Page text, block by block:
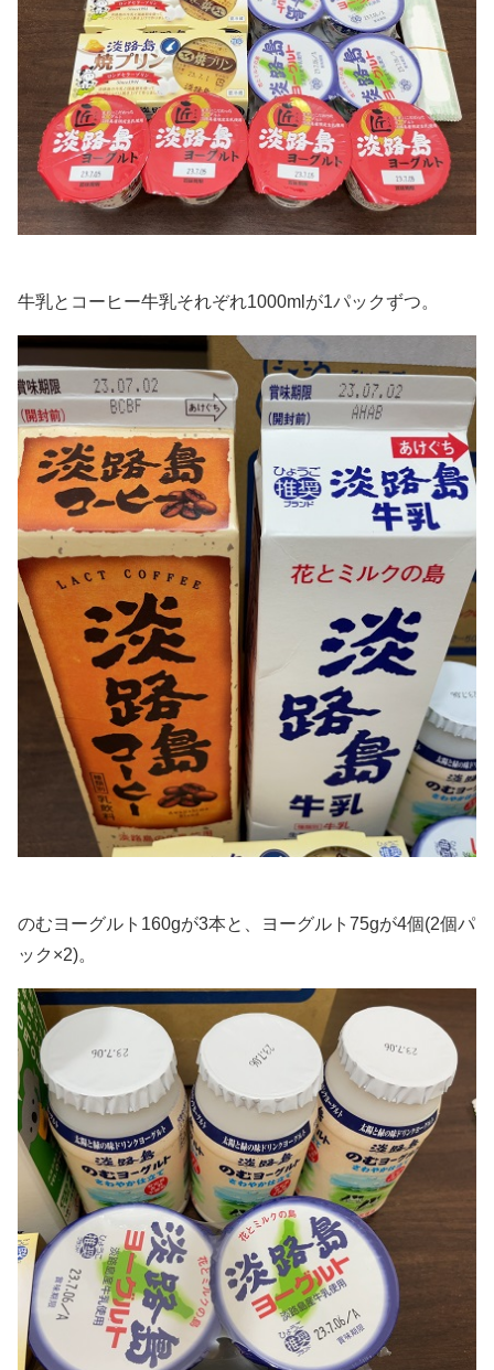
牛乳とコーヒー牛乳それぞれ1000mlが1パックずつ。
のむヨーグルト160gが3本と、ヨーグルト75gが4個(2個パ
ック×2)。